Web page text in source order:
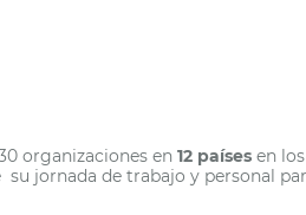
organizaciones en12 países en
jornada de trabajo y personal